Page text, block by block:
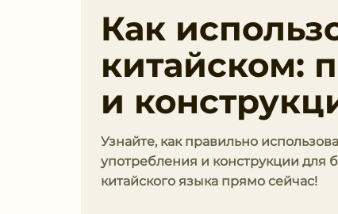
Как
китайском:
и
Узнайте, как правильно
употребления и конструкции для
китайского языка прямо сейчас!